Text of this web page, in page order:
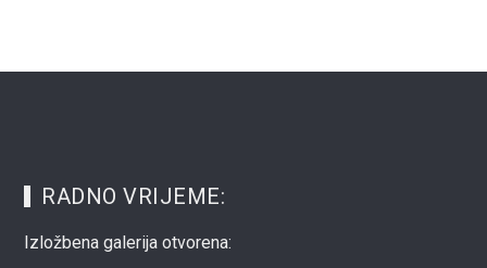
RADNO VRIJEME:
Izložbena galerija otvorena: